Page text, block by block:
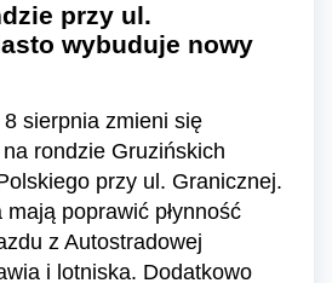
przy ul.
wybuduje nowy
sierpnia zmieni się
rondzie Gruzińskich
przy ul. Granicznej.
poprawić płynność
z Autostradowej
i lotniska. Dodatkowo